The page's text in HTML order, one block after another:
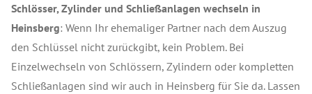
Schlösser, Zylinder und Schließanlagen wechseln in
Heinsberg: Wenn Ihr ehemaliger Partner nach dem Auszug
den Schlüssel nicht zurückgibt, kein Problem. Bei
Einzelwechseln von Schlössern, Zylindern oder kompletten
Schließanlagen sind wir auch in Heinsberg für Sie da. Lassen